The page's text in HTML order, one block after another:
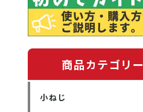
商品カテゴリー
小ねじ